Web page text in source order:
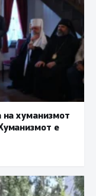
хуманизмот
е